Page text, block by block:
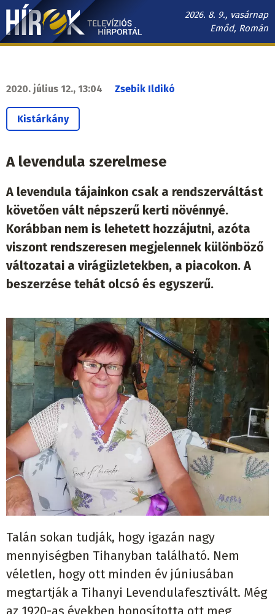
Ugrás
tartalomra
2026. 8. 9., vasárnap
Emőd, Román
Hírek.sk
navigáció
2020. július 12., 13:04 Zsebik Ildikó
Kistárkány
A levendula szerelmese
A levendula tájainkon csak a rendszerváltást
követően vált népszerű kerti növénnyé.
Korábban nem is lehetett hozzájutni, azóta
viszont rendszeresen megjelennek különböző
változatai a virágüzletekben, a piacokon. A
beszerzése tehát olcsó és egyszerű.
Talán sokan tudják, hogy igazán nagy
mennyiségben Tihanyban található. Nem
véletlen, hogy ott minden év júniusában
megtartják a Tihanyi Levendulafesztivált. Még
az 1920-as években honosította ott meg